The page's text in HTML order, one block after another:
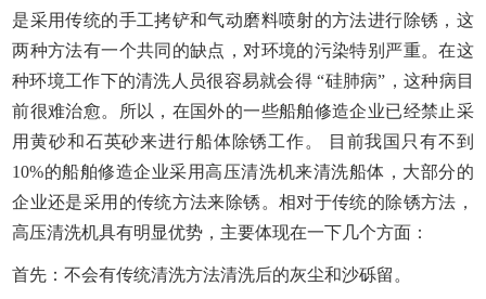
是采用传统的手工拷铲和气动磨料喷射的方法进行除锈，这
两种方法有一个共同的缺点，对环境的污染特别严重。在这
种环境工作下的清洗人员很容易就会得 “硅肺病”，这种病目
前很难治愈。所以，在国外的一些船舶修造企业已经禁止采
用黄砂和石英砂来进行船体除锈工作。 目前我国只有不到
10%的船舶修造企业采用高压清洗机来清洗船体，大部分的
企业还是采用的传统方法来除锈。相对于传统的除锈方法，
高压清洗机具有明显优势，主要体现在一下几个方面：
首先：不会有传统清洗方法清洗后的灰尘和沙砾留。